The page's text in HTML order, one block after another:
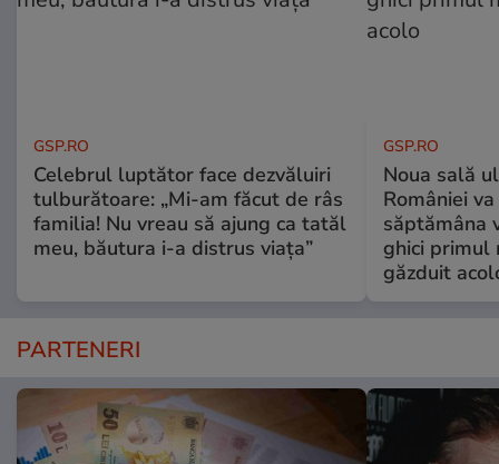
GSP.RO
Celebrul luptător face dezvăluiri
tulburătoare: „Mi-am făcut de râs
familia! Nu vreau să ajung ca tatăl
meu, băutura i-a distrus viața”
GSP.RO
Noua sală
României
săptămâna
ghici primul
găzduit
PARTENERI